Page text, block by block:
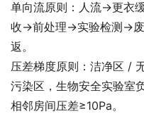
单向流原则：人流→更衣
收→前处理→实验检测→废
返。
压差梯度原则：洁净区 /
污染区，生物安全实验室
相邻房间压差≥10Pa。